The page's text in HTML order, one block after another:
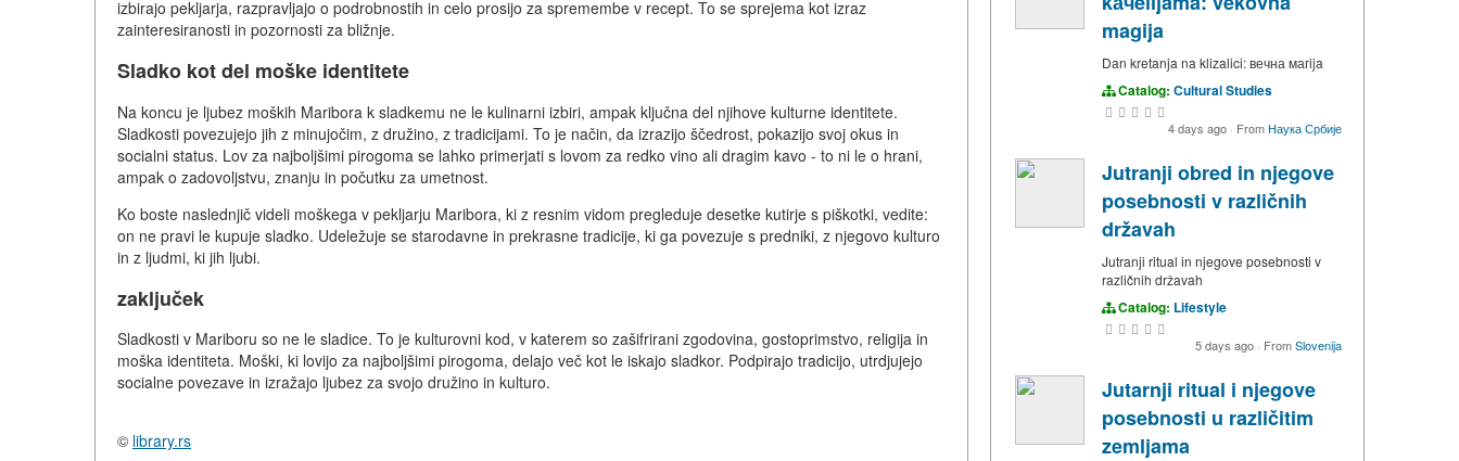
izbirajo pekljarja, razpravljajo o podrobnostih in celo prosijo za spremembe v recept. To se sprejema kot izraz
zainteresiranosti in pozornosti za bližnje.
Sladko kot del moške identitete
Na koncu je ljubez moških Maribora k sladkemu ne le kulinarni izbiri, ampak ključna del njihove kulturne identitete.
Sladkosti povezujejo jih z minujočim, z družino, z tradicijami. To je način, da izrazijo ščedrost, pokazijo svoj okus in
socialni status. Lov za najboljšimi pirogoma se lahko primerjati s lovom za redko vino ali dragim kavo - to ni le o hrani,
ampak o zadovoljstvu, znanju in počutku za umetnost.
Ko boste naslednjič videli moškega v pekljarju Maribora, ki z resnim vidom pregleduje desetke kutirje s piškotki, vedite:
on ne pravi le kupuje sladko. Udeležuje se starodavne in prekrasne tradicije, ki ga povezuje s predniki, z njegovo kulturo
in z ljudmi, ki jih ljubi.
zaključek
Sladkosti v Mariboru so ne le sladice. To je kulturovni kod, v katerem so zašifrirani zgodovina, gostoprimstvo, religija in
moška identiteta. Moški, ki lovijo za najboljšimi pirogoma, delajo več kot le iskajo sladkor. Podpirajo tradicijo, utrdjujejo
socialne povezave in izražajo ljubez za svojo družino in kulturo.
© library.rs
magija
Dan kretanja na klizalici: вечна магija
Catalog: Cultural Studies
4 days ago · FromНаука Србије
Jutranji obred in njegove
posebnosti v različnih
državah
Jutranji ritual in njegove posebnosti v
različnih državah
Catalog: Lifestyle
5 days ago · FromSlovenija
Jutarnji ritual i njegove
posebnosti u različitim
zemljama